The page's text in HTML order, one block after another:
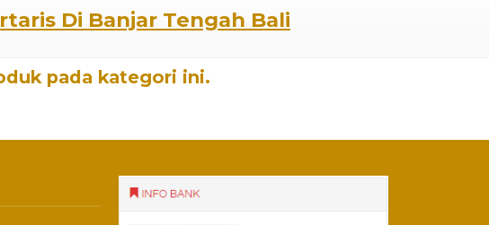
Di Banjar Tengah Bali
pada kategori ini.